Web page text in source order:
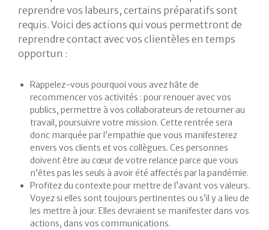
reprendre vos labeurs, certains préparatifs sont
requis. Voici des actions qui vous permettront de
reprendre contact avec vos clientèles en temps
opportun :
Rappelez-vous pourquoi vous avez hâte de
recommencer vos activités : pour renouer avec vos
publics, permettre à vos collaborateurs de retourner au
travail, poursuivre votre mission. Cette rentrée sera
donc marquée par l’empathie que vous manifesterez
envers vos clients et vos collègues. Ces personnes
doivent être au cœur de votre relance parce que vous
n’êtes pas les seuls à avoir été affectés par la pandémie.
Profitez du contexte pour mettre de l’avant vos valeurs.
Voyez si elles sont toujours pertinentes ou s’il y a lieu de
les mettre à jour. Elles devraient se manifester dans vos
actions, dans vos communications.